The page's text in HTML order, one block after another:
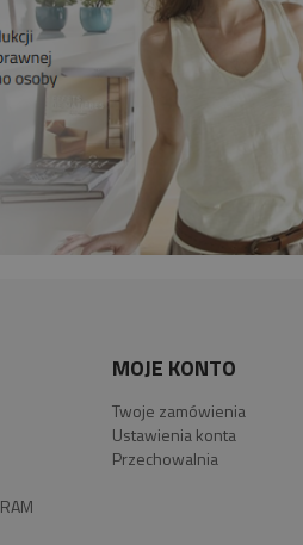
MOJE KONTO
Twoje zamówienia
Ustawienia konta
Przechowalnia